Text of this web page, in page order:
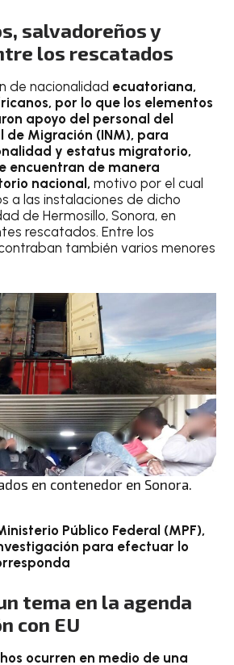
salvadoreños y
los rescatados
de nacionalidad ecuatoriana,
por lo que los elementos
apoyo del personal del
de Migración (INM), para
y estatus migratorio,
encuentran de manera
nacional, motivo por el cual
a las instalaciones de dicho
de Hermosillo, Sonora, en
rescatados. Entre los
también varios menores
en contenedor en Sonora.
Público Federal (MPF),
para efectuar lo
tema en la agenda
con EU
ocurren en medio de una